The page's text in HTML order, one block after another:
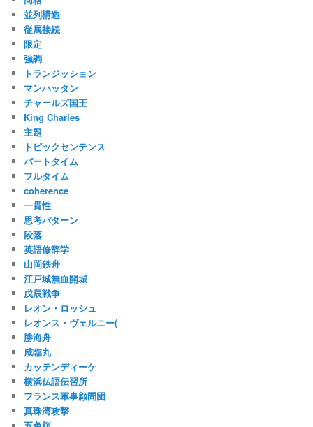
並列構造
従属接続
限定
強調
トランジッション
マンハッタン
チャールズ国王
King Charles
主題
トピックセンテンス
パートタイム
フルタイム
coherence
一貫性
思考パターン
段落
英語修辞学
山岡鉄舟
江戸城無血開城
戊辰戦争
レオン・ロッシュ
レオンス・ヴェルニー(
勝海舟
咸臨丸
カッテンディーケ
横浜仏語伝習所
フランス軍事顧問団
真珠湾攻撃